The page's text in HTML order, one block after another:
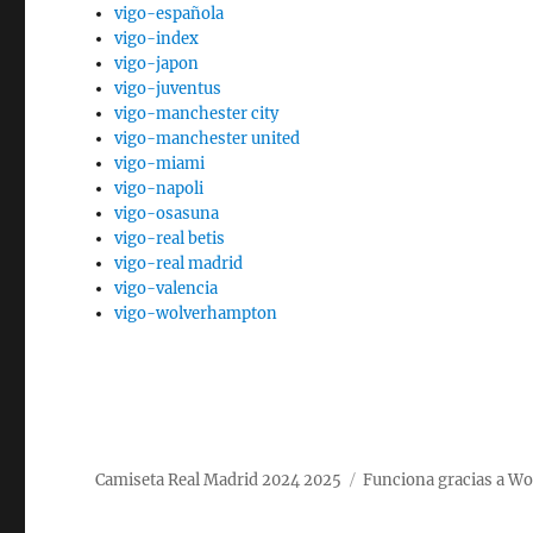
vigo-española
vigo-index
vigo-japon
vigo-juventus
vigo-manchester city
vigo-manchester united
vigo-miami
vigo-napoli
vigo-osasuna
vigo-real betis
vigo-real madrid
vigo-valencia
vigo-wolverhampton
Camiseta Real Madrid 2024 2025 Funciona gracias a